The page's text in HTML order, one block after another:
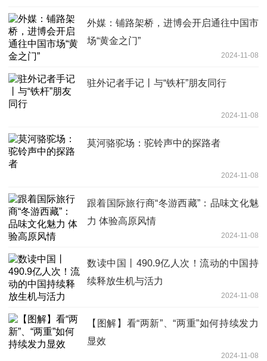
外媒：铺路架桥，进博会开启通往中国市
场“黄金之门”
2024-11-08
驻外记者手记丨与“铁杆”朋友同行
2024-11-08
莫河骆驼场：驼铃声中的探路者
2024-11-08
跟着国际旅行商“冬游西藏”：品味文化魅
力 体验高原风情
2024-11-08
数读中国丨490.9亿人次！流动的中国持
续释放生机与活力
2024-11-08
【图解】看“两新”、“两重”如何持续发力
显效
2024-11-08